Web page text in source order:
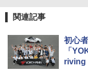
関連記事
初心
「
riving